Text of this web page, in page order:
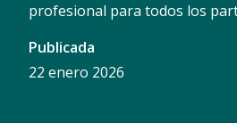
profesional para todos los
Publicada
22 enero 2026